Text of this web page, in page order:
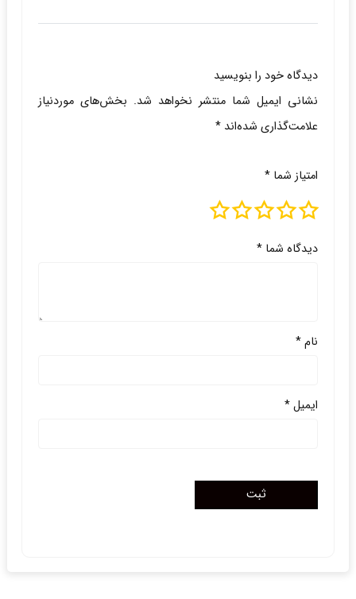
دیدگاه خود را بنویسید
نشانی ایمیل شما منتشر نخواهد شد. بخش‌های موردنیاز
علامت‌گذاری شده‌اند *
امتیاز شما *
دیدگاه شما *
نام*
ایمیل*